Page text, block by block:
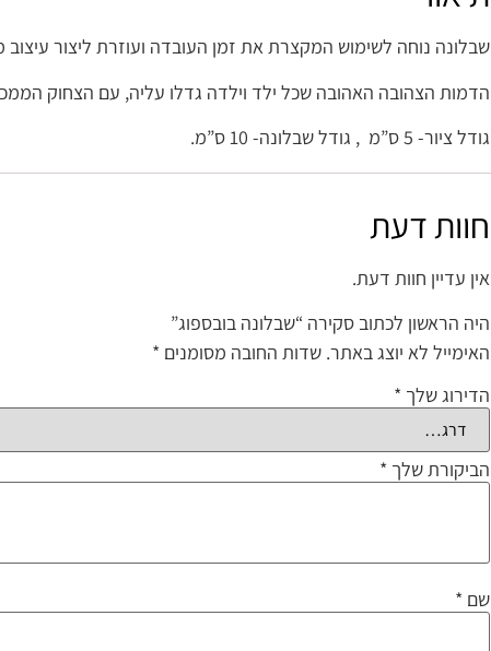
שבלונה נוחה לשימוש המקצרת את זמן העובדה ועוזרת ליצור עיצוב
הדמות הצהובה האהובה שכל ילד וילדה גדלו עליה, עם הצחוק
גודל ציור- 5 ס”מ , גודל שבלונה- 10 ס”מ.
חוות דעת
אין עדיין חוות דעת.
היה הראשון לכתוב סקירה “שבלונה בובספוג”
האימייל לא יוצג באתר. שדות החובה מסומנים*
הדירוג שלך*
הביקורת שלך*
שם*